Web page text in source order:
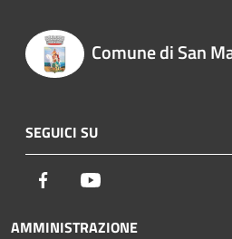
Comune di San
SEGUICI SU
Facebook
AMMINISTRAZIONE